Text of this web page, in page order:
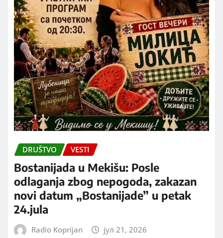
DRUŠTVO VESTI
Bostanijada u Mekišu: Posle
odlaganja zbog nepogoda, zakazan
novi datum „Bostanijade” u petak
24.jula
Radio Koprijan јул 21, 2026